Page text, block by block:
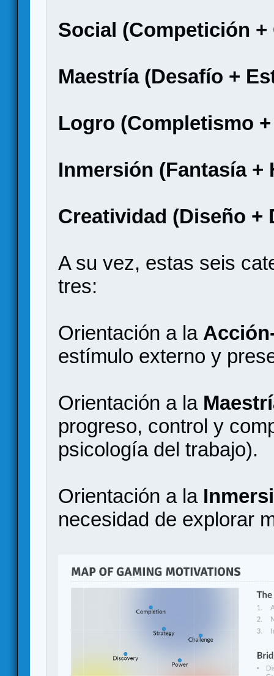
Social (Competición
Maestría (Desafío +
Logro (Completismo
Inmersión (Fantasía +
Creatividad (Diseño +
A su vez, estas seis
tres:
Orientación a la
estímulo externo y
Orientación a la
progreso, control y
psicología del trabajo).
Orientación a la
necesidad de explorar